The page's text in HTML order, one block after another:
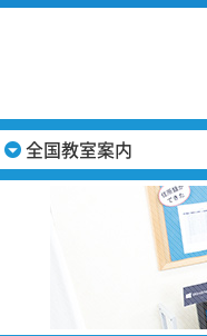
全国教室案内